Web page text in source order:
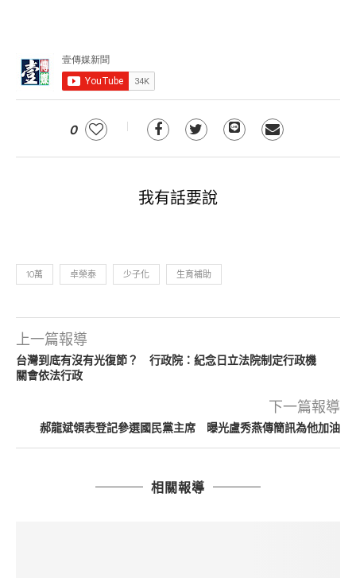
0
我有話要說
10萬 卓榮泰 少子化 生育補助
上一篇報導
台灣到底有沒有光復節？ 行政院：紀念日立法院制定行政機
關會依法行政
下一篇報導
郝龍斌領表登記參選國民黨主席 曝光盧秀燕傳簡訊為他加油
相關報導